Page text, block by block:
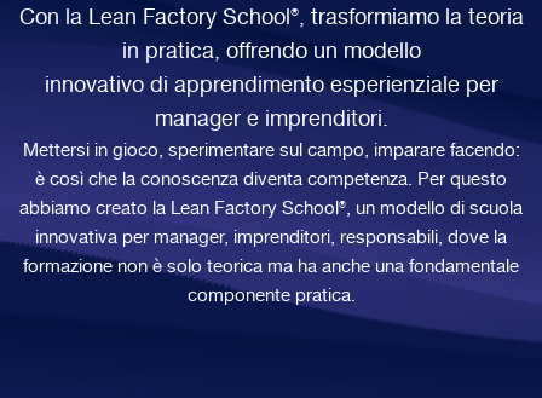
Con la Lean Factory School®, trasformiamo la teoria
in pratica, offrendo un modello
innovativo di apprendimento esperienziale per
manager e imprenditori.
Mettersi in gioco, sperimentare sul campo, imparare facendo:
è così che la conoscenza diventa competenza. Per questo
abbiamo creato la Lean Factory School®, un modello di scuola
innovativa per manager, imprenditori, responsabili, dove la
formazione non è solo teorica ma ha anche una fondamentale
componente pratica.